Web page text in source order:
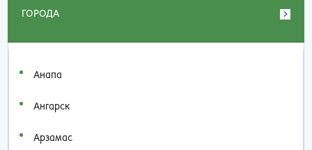
ГОРОДА
Анапа
Ангарск
Арзамас